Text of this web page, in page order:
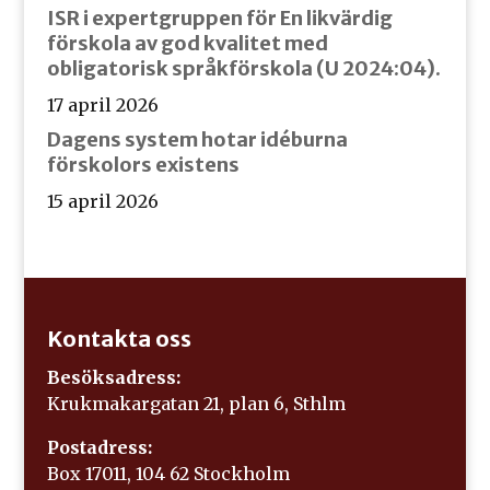
ISR i expertgruppen för En likvärdig
förskola av god kvalitet med
obligatorisk språkförskola (U 2024:04).
17 april 2026
Dagens system hotar idéburna
förskolors existens
15 april 2026
Kontakta oss
Besöksadress:
Krukmakargatan 21, plan 6, Sthlm
Postadress:
Box 17011, 104 62 Stockholm